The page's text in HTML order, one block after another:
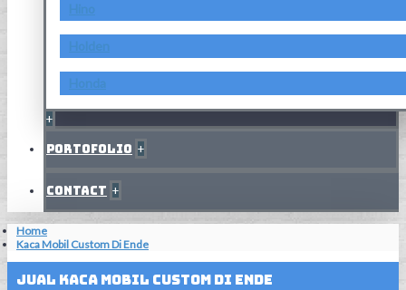
Hino
Holden
Honda
+
Portofolio +
Contact +
Home
Kaca Mobil Custom Di Ende
Jual Kaca Mobil Custom Di Ende